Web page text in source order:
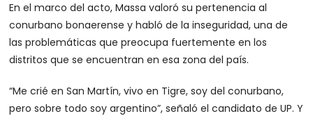
En el marco del acto, Massa valoró su pertenencia al
conurbano bonaerense y habló de la inseguridad, una de
las problemáticas que preocupa fuertemente en los
distritos que se encuentran en esa zona del país.
“Me crié en San Martín, vivo en Tigre, soy del conurbano,
pero sobre todo soy argentino”, señaló el candidato de UP. Y